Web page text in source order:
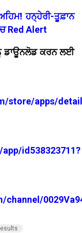
ਹਨ੍ਹੇਰੀ-ਤੂਫ਼ਾਨ
Red Alert
ਡਾਊਨਲੋਡ ਕਰਨ ਲਈ
store/apps/
id538323711?
channel/